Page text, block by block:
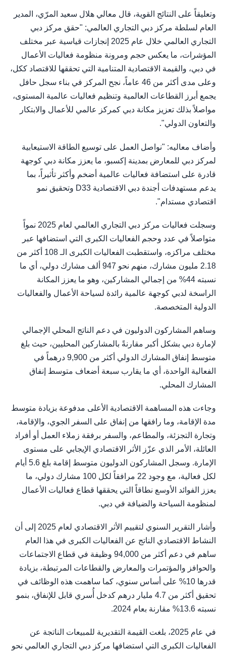
وتعليقاً على النتائج القوية، قال معالي هلال سعيد المرّي، المدير
العام لسلطة مركز دبي التجاري العالمي: "حقق مركز دبي
التجاري العالمي خلال عام 2025 إنجازات قياسية عبر مختلف
المؤشرات، ما يعكس حجم ومرونة منظومة فعاليات الأعمال
في دبي، والقيمة الاقتصادية المتنامية التي تحققها للاقتصاد ككل،
وعلى مدى أكثر من 46 عاماً، نجح المركز في بناء سجل حافل
يجمع أبرز القطاعات العالمية وتنظيم فعاليات عالمية المستوى،
مواصلاً بذلك تعزيز مكانة دبي كمركز عالمي للأعمال والابتكار
والتعاون الدولي".
وأضاف معاليه: "نواصل العمل على توسيع الطاقة الاستيعابية
لمركز دبي للمعارض بمدينة إكسبو، ما يعزز مكانة دبي كوجهة
قادرة على استضافة فعاليات عالمية أضخم وأكثر تأثيراً، بما
يدعم مستهدفات أجندة دبي الاقتصادية D33 وتحقيق نمو
اقتصادي مستدام".
وسجلت فعاليات مركز دبي التجاري العالمي لعام 2025 نمواً
متواصلاً في عدد وحجم الفعاليات الكبرى التي استضافها عبر
مختلف مراكزه، واستقطبت الفعاليات الكبرى الـ 108 أكثر من
2.18 مليون مشارك، منهم نحو 947 ألف مشارك دولي، أي ما
نسبته 44% من إجمالي المشاركين، وهو ما يعزز المكانة
الراسخة لدبي كوجهة عالمية رائدة لسياحة الأعمال والفعاليات
الدولية المتخصصة.
وساهم المشاركون الدوليون في دعم الناتج المحلي الإجمالي
لإمارة دبي بشكل أكبر مقارنةً بالمشاركين المحليين، حيث بلغ
متوسط إنفاق المشارك الدولي أكثر من 9,900 درهماً في
الفعالية الواحدة، أي ما يقارب سبعة أضعاف متوسط إنفاق
المشارك المحلي.
وجاءت هذه المساهمة الاقتصادية الأعلى مدفوعة بزيادة متوسط
مدة الإقامة، وما رافقها من إنفاق على السفر الجوي، والإقامة،
وتجارة التجزئة، والمطاعم، والسفر برفقة زملاء العمل أو أفراد
العائلة، الأمر الذي عزّز الأثر الاقتصادي الإيجابي على مستوى
الإمارة. وسجل المشاركون الدوليون متوسط إقامة بلغ 5.6 أيام
لكل فعالية، مع وجود 22 مرافقاً لكل 100 مشارك دولي، ما
يعزز الفوائد الأوسع نطاقاً التي يحققها قطاع فعاليات الأعمال
لمنظومة السياحة والضيافة في دبي.
وأشار التقرير السنوي لتقييم الأثر الاقتصادي لعام 2025 إلى أن
النشاط الاقتصادي الناتج عن الفعاليات الكبرى في هذا العام
ساهم في دعم أكثر من 94,000 وظيفة في قطاع الاجتماعات
والحوافز والمؤتمرات والمعارض والقطاعات المرتبطة، بزيادة
قدرها 10% على أساس سنوي، كما ساهمت هذه الوظائف في
تحقيق أكثر من 4.7 مليار درهم كدخل أُسري قابل للإنفاق، بنمو
نسبته 13.6% مقارنة بعام 2024.
في عام 2025، بلغت القيمة التقديرية للمبيعات الناتجة عن
الفعاليات الكبرى التي استضافها مركز دبي التجاري العالمي نحو